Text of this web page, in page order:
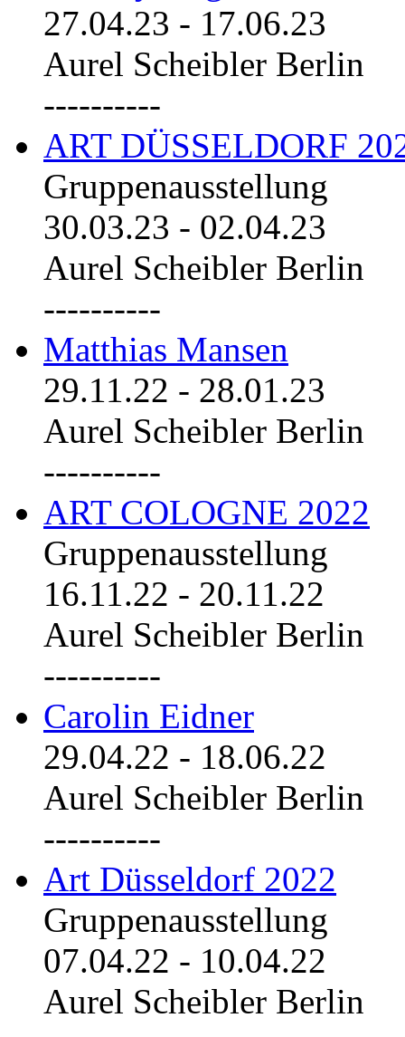
27.04.23 - 17.06.23
Aurel Scheibler Berlin
----------
ART DÜSSELDORF
Gruppenausstellung
30.03.23 - 02.04.23
Aurel Scheibler Berlin
----------
Matthias Mansen
29.11.22 - 28.01.23
Aurel Scheibler Berlin
----------
ART COLOGNE 2022
Gruppenausstellung
16.11.22 - 20.11.22
Aurel Scheibler Berlin
----------
Carolin Eidner
29.04.22 - 18.06.22
Aurel Scheibler Berlin
----------
Art Düsseldorf 2022
Gruppenausstellung
07.04.22 - 10.04.22
Aurel Scheibler Berlin